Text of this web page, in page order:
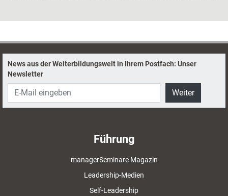
News aus der Weiterbildungswelt in Ihrem Postfach: Unser
Newsletter
Weiter
Führung
managerSeminare Magazin
Leadership-Medien
Self-Leadership